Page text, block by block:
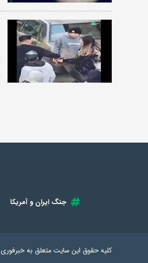
جنگ ایران و آمریکا
کلیه حقوق این سایت متعلق بهخبرفوری